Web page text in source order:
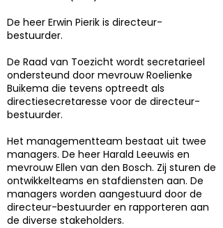
De heer Erwin Pierik is directeur-
bestuurder.
De Raad van Toezicht wordt secretarieel
ondersteund door mevrouw Roelienke
Buikema die tevens optreedt als
directiesecretaresse voor de directeur-
bestuurder.
Het managementteam bestaat uit twee
managers. De heer Harald Leeuwis en
mevrouw Ellen van den Bosch. Zij sturen de
ontwikkelteams en stafdiensten aan. De
managers worden aangestuurd door de
directeur-bestuurder en rapporteren aan
de diverse stakeholders.